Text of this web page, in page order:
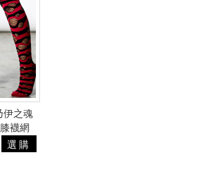
伊之魂
襪網
授權
選購